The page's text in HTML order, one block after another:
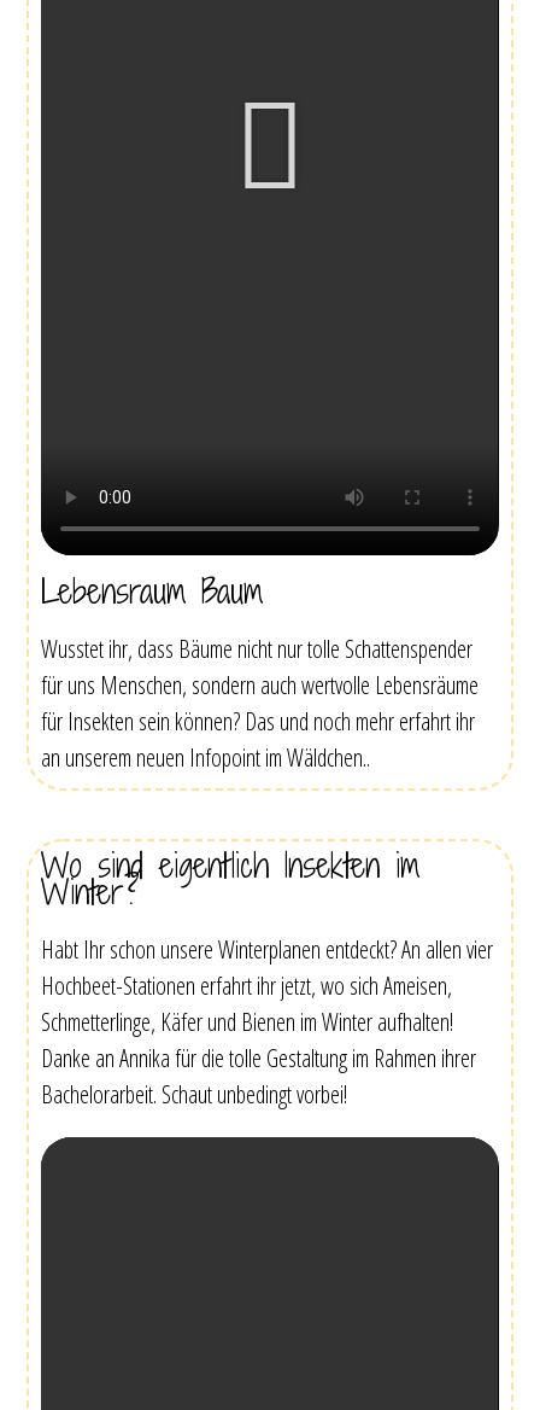
Lebensraum Baum
Wusstet ihr, dass Bäume nicht nur tolle Schattenspender
für uns Menschen, sondern auch wertvolle Lebensräume
für Insekten sein können? Das und noch mehr erfahrt ihr
an unserem neuen Infopoint im Wäldchen..
Wo sind eigentlich Insekten im
Winter?
Habt Ihr schon unsere Winterplanen entdeckt? An allen vier
Hochbeet-Stationen erfahrt ihr jetzt, wo sich Ameisen,
Schmetterlinge, Käfer und Bienen im Winter aufhalten!
Danke an Annika für die tolle Gestaltung im Rahmen ihrer
Bachelorarbeit. Schaut unbedingt vorbei!